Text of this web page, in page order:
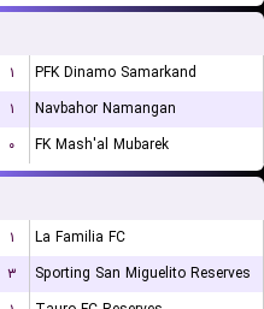
۱
PFK Dinamo Samarkand
۱
Navbahor Namangan
۰ FK Mash'al Mubarek
۱
La Familia FC
۳
Sporting San Miguelito Reserves